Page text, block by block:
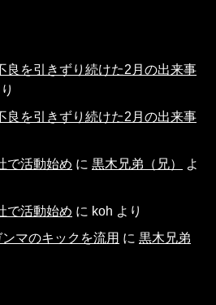
良を引きずり続けた2月の出来事
良を引きずり続けた2月の出来事
で活動始め に 黒木兄弟（兄）
よ
で活動始め に koh より
マのキックを流用 に 黒木兄弟